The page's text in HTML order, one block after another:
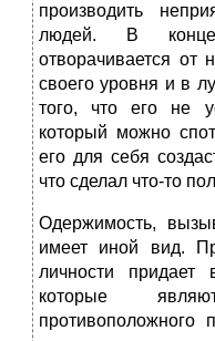
производить
людей. В
отворачивается от
своего уровня и в
того, что его не
который можно
его для себя
что сделал что-то
Одержимость,
имеет иной вид.
личности придает
которые